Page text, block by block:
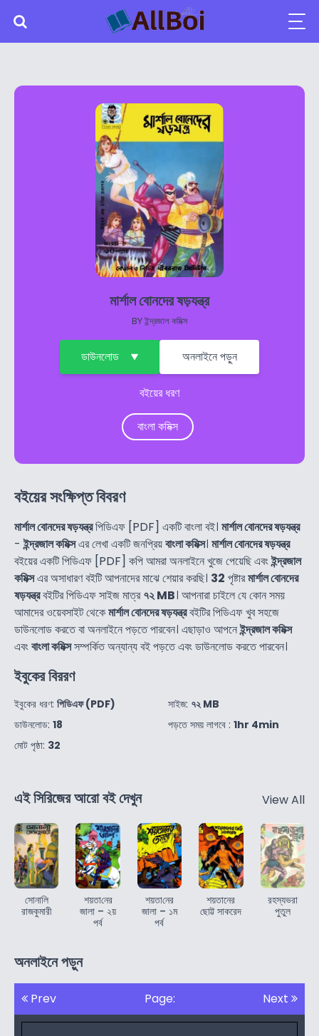
মার্শাল বোনদের ষড়যন্ত্র
BYইন্দ্রজাল কমিক্স
ডাউনলোড অনলাইনে পড়ুন
বইয়ের ধরণ
বাংলা কমিক্স
বইয়ের সংক্ষিপ্ত বিবরণ
মার্শাল বোনদের ষড়যন্ত্রপিডিএফ [PDF] একটি বাংলা বই। মার্শাল বোনদের ষড়যন্ত্র
-ইন্দ্রজাল কমিক্সএর লেখা একটি জনপ্রিয়বাংলা কমিক্স। মার্শাল বোনদের ষড়যন্ত্র
বইয়ের একটি পিডিএফ [PDF] কপি আমরা অনলাইনে খুজে পেয়েছি এবংইন্দ্রজাল
কমিক্সএর অসাধারণ বইটি আপনাদের মাঝে শেয়ার করছি। 32 পৃষ্টারমার্শাল বোনদের
ষড়যন্ত্রবইটির পিডিএফ সাইজ মাত্র৭২ MB। আপনারা চাইলে যে কোন সময়
আমাদের ওয়েবসাইট থেকেমার্শাল বোনদের ষড়যন্ত্রবইটির পিডিএফ খুব সহজে
ডাউনলোড করতে বা অনলাইনে পড়তে পারবেন। এছাড়াও আপনেইন্দ্রজাল কমিক্স
এবংবাংলা কমিক্সসম্পর্কিত অন্যান্য বই পড়তে এবং ডাউনলোড করতে পারবেন।
ইবুকের বিররণ
ইবুকের ধরণ: পিডিএফ (PDF)
ডাউনলোড: 18
মোট পৃষ্ঠা: 32
সাইজ: ৭২ MB
পড়তে সময় লাগবে : 1hr 4min
এই সিরিজের আরো বই দেখুন View All
সোনালি
রাজকুমারী
শয়তা‌নের
জালা – ২য়
পর্ব
শয়তা‌নের
জালা – ১ম
পর্ব
শয়তানের
ছোট্ট সাকরেদ
রহস্যভরা
পুতুল
অনলাইনে পড়ুন
Prev Page: Next